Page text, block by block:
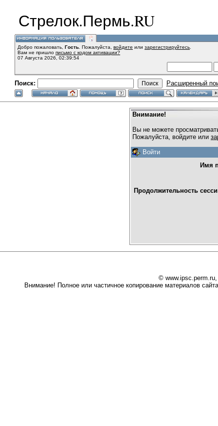
Стрелок.Пермь.RU
Добро пожаловать, Гость . Пожалуйста, войдите или зарегистрируйтесь
Вам не пришло письмо с кодом активации?
07 Августа 2026, 02:39:54
Поиск: Расширенный
Внимание!
Вы не можете
Пожалуйста, войдите или
Войти
Имя
Продолжительность
©
Внимание! Полное или частичное копирование материалов